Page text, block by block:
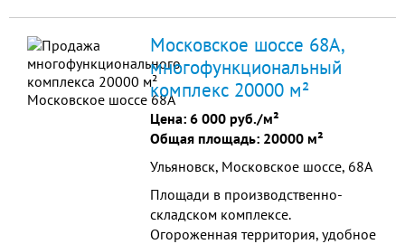
комплекс в г. Ульяновске
расположен на земельном уч-ке
общей площадью - 53 468,2 кв.м
Территория предприятия имеет
замкнутый охраняемый периметр с
КПП. На вьезде распо...
Московское шоссе 68А,
многофункциональный
комплекс 20000 м²
Цена: 6 000 руб./м²
Общая площадь: 20000 м²
Ульяновск, Московское шоссе, 68А
Площади в производственно-
складском комплексе.
Огороженная территория, удобное